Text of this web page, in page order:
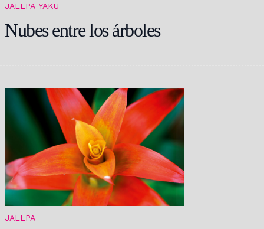
JALLPA YAKU
Nubes entre los árboles
JALLPA